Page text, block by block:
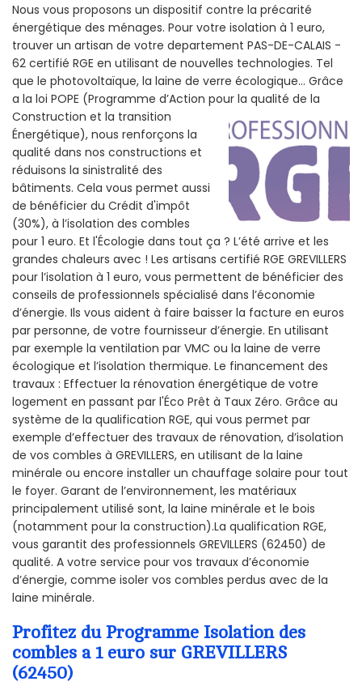
Nous vous proposons un dispositif contre la précarité
énergétique des ménages. Pour votre isolation à 1 euro,
trouver un artisan de votre departement PAS-DE-CALAIS -
62 certifié RGE en utilisant de nouvelles technologies. Tel
que le photovoltaïque, la laine de verre écologique... Grâce
a la loi POPE (Programme d’Action pour la qualité de la
Construction et la transition
Énergétique), nous renforçons la
qualité dans nos constructions et
réduisons la sinistralité des
bâtiments. Cela vous permet aussi
de bénéficier du Crédit d'impôt
(30%), à l’isolation des combles
pour 1 euro. Et l'Écologie dans tout ça ? L’été arrive et les
grandes chaleurs avec ! Les artisans certifié RGE GREVILLERS
pour l’isolation à 1 euro, vous permettent de bénéficier des
conseils de professionnels spécialisé dans l’économie
d’énergie. Ils vous aident à faire baisser la facture en euros
par personne, de votre fournisseur d’énergie. En utilisant
par exemple la ventilation par VMC ou la laine de verre
écologique et l’isolation thermique. Le financement des
travaux : Effectuer la rénovation énergétique de votre
logement en passant par l'Éco Prêt à Taux Zéro. Grâce au
système de la qualification RGE, qui vous permet par
exemple d’effectuer des travaux de rénovation, d’isolation
de vos combles à GREVILLERS, en utilisant de la laine
minérale ou encore installer un chauffage solaire pour tout
le foyer. Garant de l’environnement, les matériaux
principalement utilisé sont, la laine minérale et le bois
(notamment pour la construction).La qualification RGE,
vous garantit des professionnels GREVILLERS (62450) de
qualité. A votre service pour vos travaux d’économie
d’énergie, comme isoler vos combles perdus avec de la
laine minérale.
Profitez du Programme Isolation des
combles a 1 euro sur GREVILLERS
(62450)